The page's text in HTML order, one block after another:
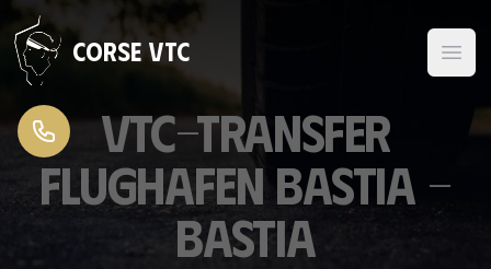
Zum Inhalt springen
Corse VTC
VTC-Transfer
Flughafen Bastia -
Bastia